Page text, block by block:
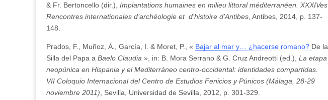
& Fr. Bertoncello (dir.), Implantations humaines en milieu littoral méditerranéen. XXXIVes
Rencontres internationales d’archéologie et d’histoire d’Antibes , Antibes, 2014, p. 137-
148.
Prados, F., Muñoz, Á., García, I. & Moret, P., « Bajar al mar y… ¿hacerse romano? De la
Silla del Papa a Baelo Claudia », in: B. Mora Serrano & G. Cruz Andreotti (ed.), La etapa
neopúnica en Hispania y el Mediterráneo centro-occidental: identidades compartidas.
VII Coloquio Internacional del Centro de Estudios Fenicios y Púnicos (Málaga, 28-29
noviembre 2011) , Sevilla, Universidad de Sevilla, 2012, p. 301-329.